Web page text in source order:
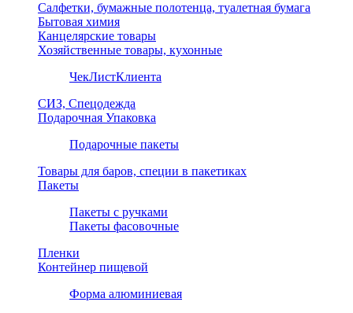
Салфетки, бумажные полотенца, туалетная бумага
Бытовая химия
Канцелярские товары
Хозяйственные товары, кухонные
ЧекЛистКлиента
СИЗ, Спецодежда
Подарочная Упаковка
Подарочные пакеты
Товары для баров, специи в пакетиках
Пакеты
Пакеты с ручками
Пакеты фасовочные
Пленки
Контейнер пищевой
Форма алюминиевая